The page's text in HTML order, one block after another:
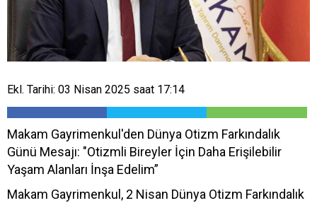
Ekl. Tarihi: 03 Nisan 2025 saat 17:14
Makam Gayrimenkul'den Dünya Otizm Farkındalık
Günü Mesajı: "Otizmli Bireyler İçin Daha Erişilebilir
Yaşam Alanları İnşa Edelim”
Makam Gayrimenkul, 2 Nisan Dünya Otizm Farkındalık